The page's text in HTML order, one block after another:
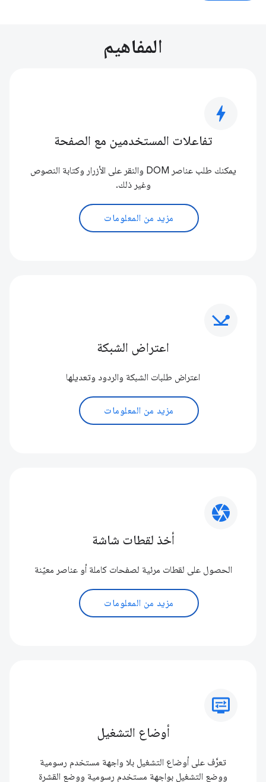
المفاهيم
bolt
تفاعلات المستخدمين مع الصفحة
يمكنك طلب عناصر DOM والنقر على الأزرار وكتابة النصوص
وغير ذلك.
مزيد من المعلومات
network_ping
اعتراض الشبكة
اعتراض طلبات الشبكة والردود وتعديلها
مزيد من المعلومات
camera
أخذ لقطات شاشة
الحصول على لقطات مرئية لصفحات كاملة أو عناصر معيّنة
مزيد من المعلومات
display_settings
أوضاع التشغيل
تعرَّف على أوضاع التشغيل بلا واجهة مستخدم رسومية
ووضع التشغيل بواجهة مستخدم رسومية ووضع القشرة